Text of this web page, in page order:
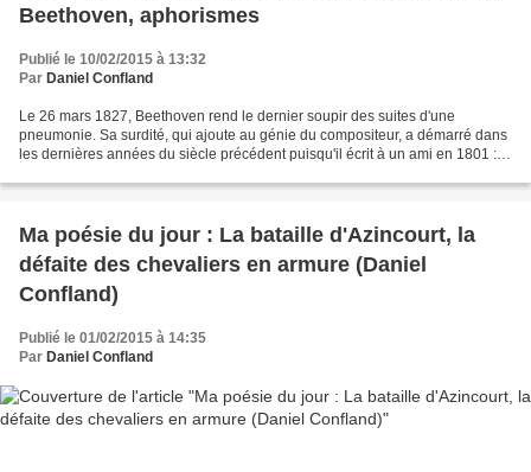
Beethoven, aphorismes
Publié le 10/02/2015 à 13:32
Par Daniel Confland
Le 26 mars 1827, Beethoven rend le dernier soupir des suites d'une
pneumonie. Sa surdité, qui ajoute au génie du compositeur, a démarré dans
les dernières années du siècle précédent puisqu'il écrit à un ami en 1801 : ...
Ma poésie du jour : La bataille d'Azincourt, la
défaite des chevaliers en armure (Daniel
Confland)
Publié le 01/02/2015 à 14:35
Par Daniel Confland